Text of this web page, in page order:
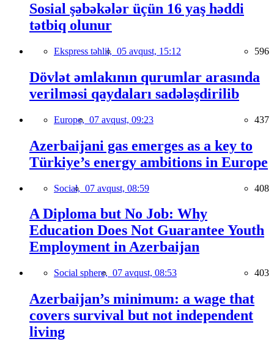
Sosial şəbəkələr üçün 16 yaş həddi
tətbiq olunur
Ekspress təhlil, 05 avqust, 15:12 596
Dövlət əmlakının qurumlar arasında
verilməsi qaydaları sadələşdirilib
Europe, 07 avqust, 09:23 437
Azerbaijani gas emerges as a key to
Türkiye’s energy ambitions in Europe
Social, 07 avqust, 08:59 408
A Diploma but No Job: Why
Education Does Not Guarantee Youth
Employment in Azerbaijan
Social sphere, 07 avqust, 08:53 403
Azerbaijan’s minimum: a wage that
covers survival but not independent
living